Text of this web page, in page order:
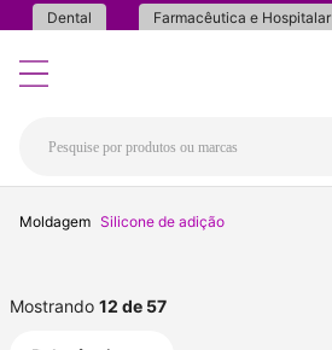
Dental Farmacêutica e Hospitalar
Moldagem Silicone de adição
Mostrando 12 de 57